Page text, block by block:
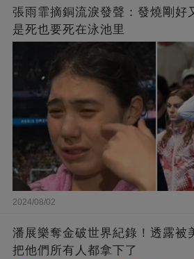
張雨霏摘銅流淚發聲：發燒剛好
是死也要死在泳池里
2024/08/02
潘展樂奪金破世界紀錄！透露被
把他們所有人都拿下了